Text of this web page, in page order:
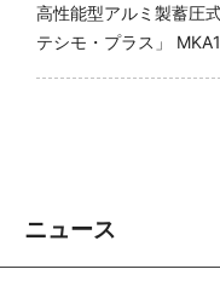
高性能型アルミ製蓄圧
テシモ・プラス」
ニュース